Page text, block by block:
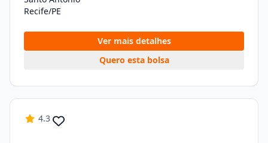
Recife/PE
Ver mais detalhes
Quero esta bolsa
4.3